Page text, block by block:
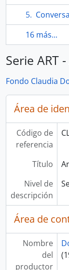
16 más...
Serie ART
Fondo Claudia
Área de
Código de
referencia
Título
Nivel de
descripción
Área de
Nombre
del
productor